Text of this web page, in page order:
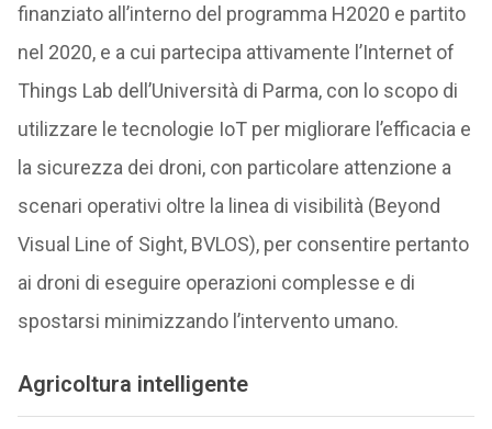
finanziato all’interno del programma H2020 e partito
nel 2020, e a cui partecipa attivamente l’Internet of
Things Lab dell’Università di Parma, con lo scopo di
utilizzare le tecnologie IoT per migliorare l’efficacia e
la sicurezza dei droni, con particolare attenzione a
scenari operativi oltre la linea di visibilità (Beyond
Visual Line of Sight, BVLOS), per consentire pertanto
ai droni di eseguire operazioni complesse e di
spostarsi minimizzando l’intervento umano.
Agricoltura intelligente